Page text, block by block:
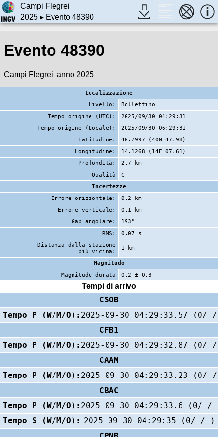
Campi Flegrei
2025▸ Evento 48390
Evento 48390
Campi Flegrei, anno 2025
Localizzazione
Livello:
Bollettino
Tempo origine (UTC):
2025/09/30 04:29:31
Tempo origine (Locale):
2025/09/30 06:29:31
Latitudine:
40.7997 (40N 47.98)
Longitudine:
14.1268 (14E 07.61)
Profondità:
2.7 km
Qualità
C
Incertezze
Errore orizzontale:
0.2 km
Errore verticale:
0.1 km
Gap angolare:
193°
RMS:
0.07 s
Distanza dalla stazione
più vicina:
1 km
Magnitudo
Magnitudo durata
0.2 ± 0.3
Tempi di arrivo
CSOB
Tempo P (W/M/O): 2025-09-30 04:29:33.57 (0/
CFB1
Tempo P (W/M/O): 2025-09-30 04:29:32.87 (0/
CAAM
Tempo P (W/M/O): 2025-09-30 04:29:33.23 (0/
CBAC
Tempo P (W/M/O): 2025-09-30 04:29:33.6 (0/ /
Tempo S (W/M/O): 2025-09-30 04:29:35 (0/ / )